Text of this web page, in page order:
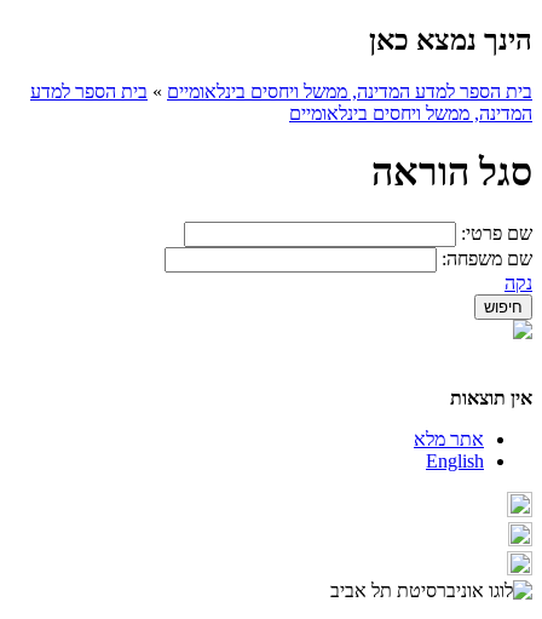
הינך נמצא כאן
בית הספר למדע המדינה, ממשל ויחסים בינלאומיים » בית הספר למדע
המדינה, ממשל ויחסים בינלאומיים
סגל הוראה
שם פרטי:
שם משפחה:
נקה
אין תוצאות
אתר מלא
English